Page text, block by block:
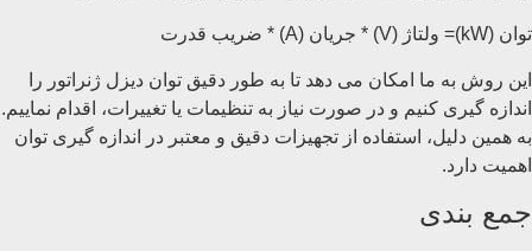
توان (kW)= ولتاژ (V) * جریان (A) * ضریب قدرت
این روش به ما امکان می ‌دهد تا به ‌طور دقیق توان دیزل ژنراتور را
اندازه‌ گیری کنیم و در صورت نیاز به تنظیمات یا تغییرات، اقدام نماییم.
به همین دلیل، استفاده از تجهیزات دقیق و معتبر در اندازه ‌گیری توان
اهمیت دارد.
جمع بندی